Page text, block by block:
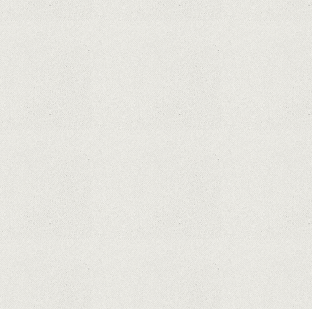
Dota Anime venind la Netflix în această lună de
la Legenda Korra Studio Mir
Curtea Supremă reglementează în favoarea
Google în Oracle Java Fight
Zvon: aplicațiile Google nu se mai pot instala pe
terminalele Huawei cu procesoare Kirin
Huawei P50 primeşte o posibilă dată de lansare
şi e mai curând decât credeam; Are cameră
telephoto cu zoom optic variabil